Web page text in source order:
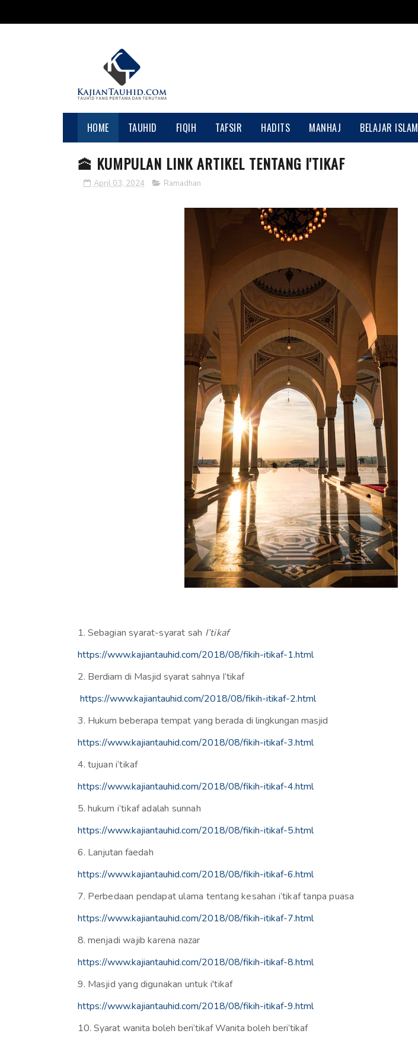
HOME TAUHID FIQIH TAFSIR HADITS MANHAJ BELAJAR ISLAM
🕋 KUMPULAN LINK ARTIKEL TENTANG I'TIKAF
April 03, 2024 Ramadhan
1. Sebagian syarat-syarat sah I’tikaf
https://www.kajiantauhid.com/2018/08/fikih-itikaf-1.html
2. Berdiam di Masjid syarat sahnya I’tikaf
https://www.kajiantauhid.com/2018/08/fikih-itikaf-2.html
3. Hukum beberapa tempat yang berada di lingkungan masjid
https://www.kajiantauhid.com/2018/08/fikih-itikaf-3.html
4. tujuan i’tikaf
https://www.kajiantauhid.com/2018/08/fikih-itikaf-4.html
5. hukum i’tikaf adalah sunnah
https://www.kajiantauhid.com/2018/08/fikih-itikaf-5.html
6. Lanjutan faedah
https://www.kajiantauhid.com/2018/08/fikih-itikaf-6.html
7. Perbedaan pendapat ulama tentang kesahan i’tikaf tanpa puasa
https://www.kajiantauhid.com/2018/08/fikih-itikaf-7.html
8. menjadi wajib karena nazar
https://www.kajiantauhid.com/2018/08/fikih-itikaf-8.html
9. Masjid yang digunakan untuk i'tikaf
https://www.kajiantauhid.com/2018/08/fikih-itikaf-9.html
10. Syarat wanita boleh beri’tikaf Wanita boleh beri’tikaf